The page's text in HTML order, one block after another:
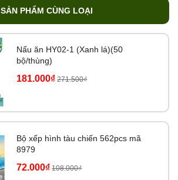
SẢN PHẨM CÙNG LOẠI
Nấu ăn HY02-1 (Xanh lá)(50
bộ/thùng)
181.000₫ 271.500₫
Bộ xếp hình tàu chiến 562pcs mã
8979
72.000₫ 108.000₫